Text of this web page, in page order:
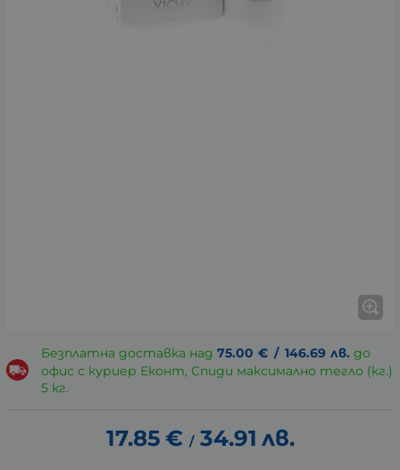
Безплатна доставка над 75.00 € / 146.69 лв. до
офис с куриер Еконт, Спиди максимално тегло (кг.)
5 кг.
17.85 € / 34.91 лв.